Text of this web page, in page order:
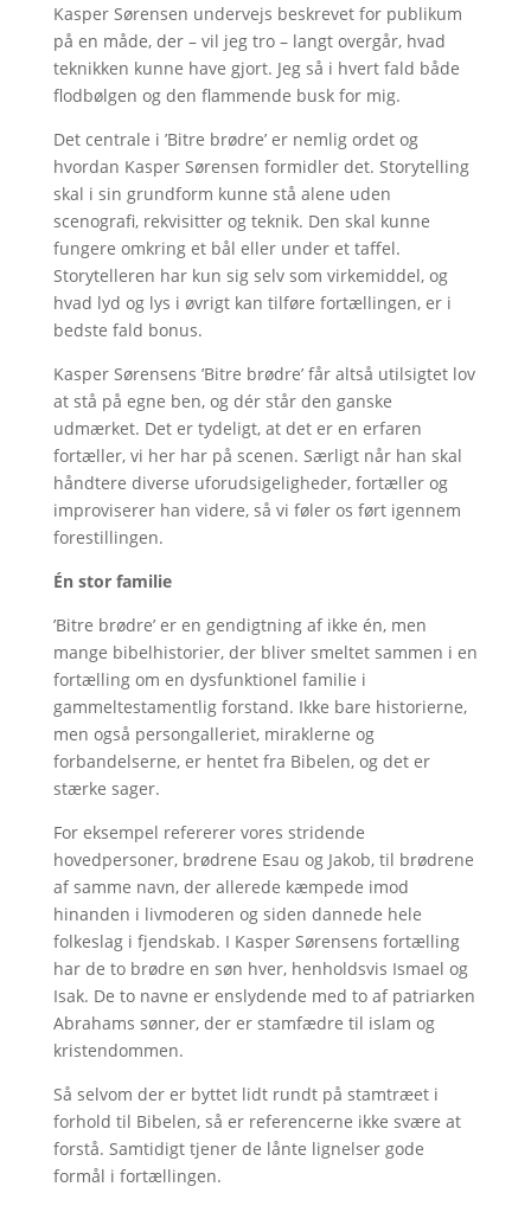
Kasper Sørensen undervejs beskrevet for publikum
på en måde, der – vil jeg tro – langt overgår, hvad
teknikken kunne have gjort. Jeg så i hvert fald både
flodbølgen og den flammende busk for mig.
Det centrale i ’Bitre brødre’ er nemlig ordet og
hvordan Kasper Sørensen formidler det. Storytelling
skal i sin grundform kunne stå alene uden
scenografi, rekvisitter og teknik. Den skal kunne
fungere omkring et bål eller under et taffel.
Storytelleren har kun sig selv som virkemiddel, og
hvad lyd og lys i øvrigt kan tilføre fortællingen, er i
bedste fald bonus.
Kasper Sørensens ’Bitre brødre’ får altså utilsigtet lov
at stå på egne ben, og dér står den ganske
udmærket. Det er tydeligt, at det er en erfaren
fortæller, vi her har på scenen. Særligt når han skal
håndtere diverse uforudsigeligheder, fortæller og
improviserer han videre, så vi føler os ført igennem
forestillingen.
Én stor familie
’Bitre brødre’ er en gendigtning af ikke én, men
mange bibelhistorier, der bliver smeltet sammen i en
fortælling om en dysfunktionel familie i
gammeltestamentlig forstand. Ikke bare historierne,
men også persongalleriet, miraklerne og
forbandelserne, er hentet fra Bibelen, og det er
stærke sager.
For eksempel refererer vores stridende
hovedpersoner, brødrene Esau og Jakob, til brødrene
af samme navn, der allerede kæmpede imod
hinanden i livmoderen og siden dannede hele
folkeslag i fjendskab. I Kasper Sørensens fortælling
har de to brødre en søn hver, henholdsvis Ismael og
Isak. De to navne er enslydende med to af patriarken
Abrahams sønner, der er stamfædre til islam og
kristendommen.
Så selvom der er byttet lidt rundt på stamtræet i
forhold til Bibelen, så er referencerne ikke svære at
forstå. Samtidigt tjener de lånte lignelser gode
formål i fortællingen.